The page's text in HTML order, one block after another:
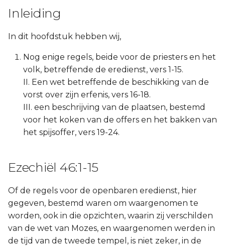
Inleiding
In dit hoofdstuk hebben wij,
Nog enige regels, beide voor de priesters en het
volk, betreffende de eredienst, vers 1-15.
II. Een wet betreffende de beschikking van de
vorst over zijn erfenis, vers 16-18.
III. een beschrijving van de plaatsen, bestemd
voor het koken van de offers en het bakken van
het spijsoffer, vers 19-24.
Ezechiël 46:1-15
Of de regels voor de openbaren eredienst, hier
gegeven, bestemd waren om waargenomen te
worden, ook in die opzichten, waarin zij verschilden
van de wet van Mozes, en waargenomen werden in
de tijd van de tweede tempel, is niet zeker, in de